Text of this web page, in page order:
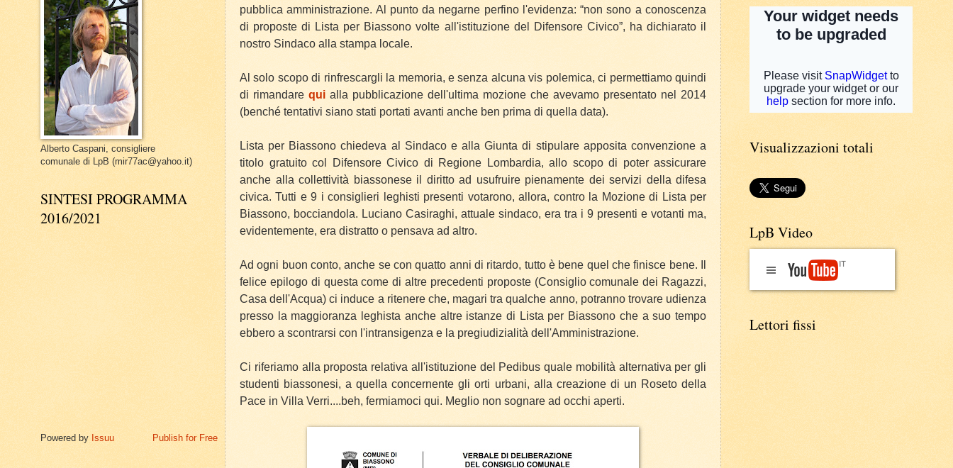
pubblica amministrazione. Al punto da negarne perfino l'evidenza: “non sono a conoscenza
di proposte di Lista per Biassono volte all'istituzione del Difensore Civico”, ha dichiarato il
nostro Sindaco alla stampa locale.
Al solo scopo di rinfrescargli la memoria, e senza alcuna vis polemica, ci permettiamo quindi
di rimandare qui alla pubblicazione dell'ultima mozione che avevamo presentato nel 2014
(benché tentativi siano stati portati avanti anche ben prima di quella data).
Lista per Biassono chiedeva al Sindaco e alla Giunta di stipulare apposita convenzione a
titolo gratuito col Difensore Civico di Regione Lombardia, allo scopo di poter assicurare
anche alla collettività biassonese il diritto ad usufruire pienamente dei servizi della difesa
civica.Tutti e 9 i consiglieri leghisti presenti votarono, allora, contro la Mozione di Lista per
Biassono, bocciandola. Luciano Casiraghi, attuale sindaco, era tra i 9 presenti e votanti ma,
evidentemente, era distratto o pensava ad altro.
Ad ogni buon conto, anche se con quatto anni di ritardo, tutto è bene quel che finisce bene.
felice epilogo di questa come di altre precedenti proposte (Consiglio comunale dei Ragazzi,
Casa dell'Acqua) ci induce a ritenere che, magari tra qualche anno, potranno trovare udienza
presso la maggioranza leghista anche altre istanze di Lista per Biassono che a suo tempo
ebbero a scontrarsi con l'intransigenza e la pregiudizialità dell'Amministrazione.
Ci riferiamo alla proposta relativa all'istituzione del Pedibus quale mobilità alternativa per gli
studenti biassonesi, a quella concernente gli orti urbani, alla creazione di un Roseto della
Pace in Villa Verri....beh, fermiamoci qui. Meglio non sognare ad occhi aperti.
Alberto Caspani, consigliere
comunale di LpB (mir77ac@yahoo.it)
SINTESI PROGRAMMA
2016/2021
Powered by Issuu Publish for Free
Visualizzazioni totali
LpB Video
Lettori fissi